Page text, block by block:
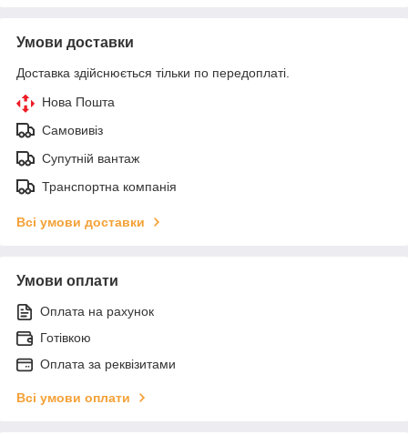
Умови доставки
Доставка здійснюється тільки по передоплаті.
Нова Пошта
Самовивіз
Супутній вантаж
Транспортна компанія
Всі умови доставки
Умови оплати
Оплата на рахунок
Готівкою
Оплата за реквізитами
Всі умови оплати